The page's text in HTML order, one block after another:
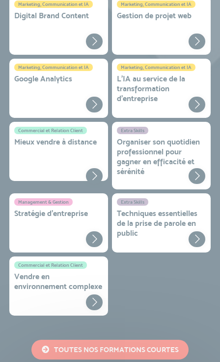
Marketing, Communication et IA
Digital Brand Content
Marketing, Communication et IA
Gestion de projet web
Marketing, Communication et IA
Google Analytics
Marketing, Communication et IA
L'IA au service de la
transformation
d'entreprise
Commercial et Relation Client
Mieux vendre à distance
Extra Skills
Organiser son quotidien
professionnel pour
gagner en efficacité et
sérénité
Management & Gestion
Stratégie d’entreprise
Extra Skills
Techniques essentielles
de la prise de parole en
public
Commercial et Relation Client
Vendre en
environnement complexe
TOUTES NOS FORMATIONS COURTES